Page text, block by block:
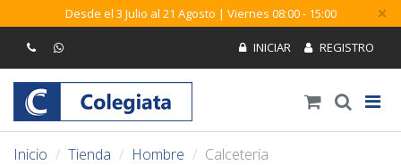
Desde el 3 Julio al 21 Agosto | Viernes 08:00 - 15:00 ×
Inicio Tienda Hombre Calceteria